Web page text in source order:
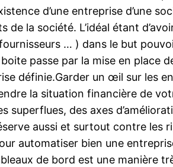
d’une entreprise d’une
la société. L’idéal étant
… ) dans le but
passe par la mise en place
définie.Garder un œil sur les
la situation financière de
superflues, des axes
aussi et surtout contre les
automatiser bien une
de bord est une manière